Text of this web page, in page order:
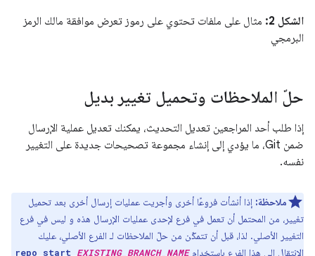
الشكل 2:
مثال على ملفات تحتوي على رموز تعرض موافقة مالك الرمز
البرمجي
حلّ الملاحظات وتحميل تغيير بديل
إذا طلب أحد المراجعين تعديل التحديث، يمكنك تعديل عملية الإرسال
ضمن Git، ما يؤدي إلى إنشاء مجموعة تصحيحات جديدة على التغيير
نفسه.
ملاحظة: إذا أنشأت فروعًا أخرى وأجريت عمليات إرسال أخرى بعد تحميل
تغيير، من المحتمل أن تعمل في فرع لإحدى عمليات الإرسال هذه و ليس في فرع
التغيير الأصلي. لذا، قبل أن تتمكّن من حلّ الملاحظات لـ الفرع الأصلي، عليك
الانتقال إلى هذا الفرع باستخدام
repo start EXISTING_BRANCH_NAME